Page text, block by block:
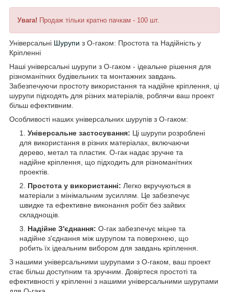
Увага! Продаж тільки кратно пачкам - 100 шт.
Універсальні Шурупи з О-гаком: Простота та Надійність у
Кріпленні
Наші універсальні шурупи з О-гаком - ідеальне рішення для
різноманітних будівельних та монтажних завдань.
Забезпечуючи простоту використання та надійне кріплення, ці
шурупи підходять для різних матеріалів, роблячи ваш проект
більш ефективним.
Особливості наших універсальних шурупів з О-гаком:
Універсальне застосування: Ці шурупи розроблені
для використання в різних матеріалах, включаючи
дерево, метал та пластик. О-гак надає зручне та
надійне кріплення, що підходить для різноманітних
проектів.
Простота у використанні: Легко вкручуються в
матеріали з мінімальним зусиллям. Це забезпечує
швидке та ефективне виконання робіт без зайвих
складнощів.
Надійне З'єднання: О-гак забезпечує міцне та
надійне з'єднання між шурупом та поверхнею, що
робить їх ідеальним вибором для завдань кріплення.
З нашими універсальними шурупами з О-гаком, ваш проект
стає більш доступним та зручним. Довіртеся простоті та
ефективності у кріпленні з нашими універсальними шурупами